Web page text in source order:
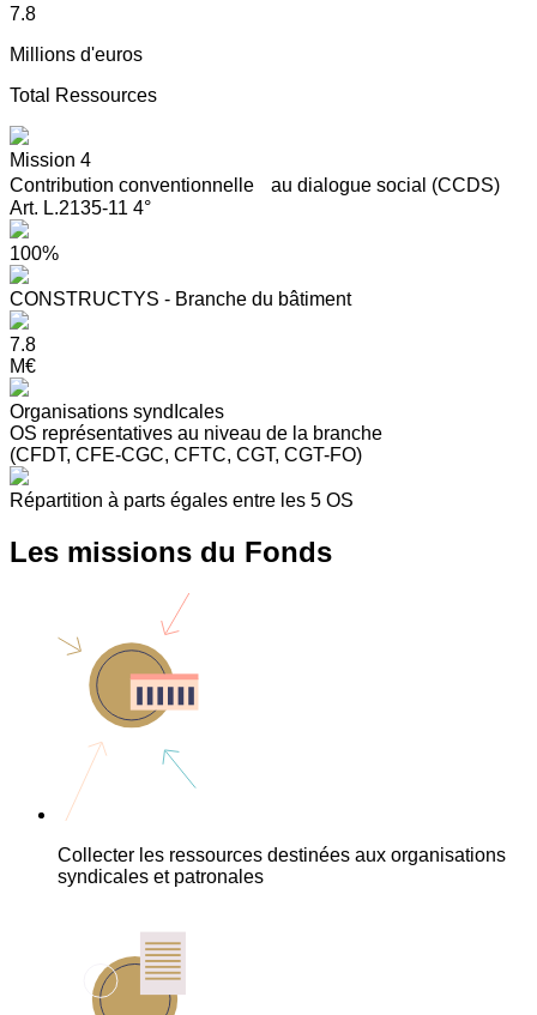
7.8
Millions d'euros
Total Ressources
Mission 4
Contribution conventionnelle au dialogue social (CCDS)
Art. L.2135-11 4°
100%
CONSTRUCTYS - Branche du bâtiment
7.8
M€
Organisations syndIcales
OS représentatives au niveau de la branche
(CFDT, CFE-CGC, CFTC, CGT, CGT-FO)
Répartition à parts égales entre les 5 OS
Les missions du Fonds
Collecter les ressources destinées aux organisations
syndicales et patronales